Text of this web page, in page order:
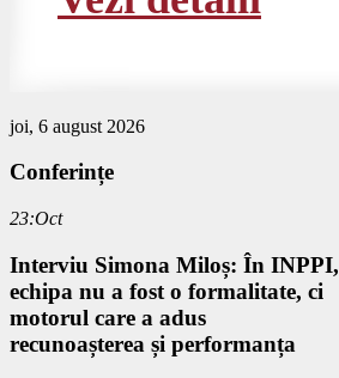
joi, 6 august 2026
Conferințe
23:Oct
Interviu Simona Miloș: ⁠În INPPI,
echipa nu a fost o formalitate, ci
motorul care a adus
recunoașterea și performanța